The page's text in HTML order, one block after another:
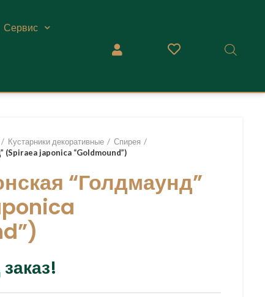
Сервис
Кустарники декоративные
Спирея
(Spiraea japonica “Goldmound”)
“Голдмаунд”